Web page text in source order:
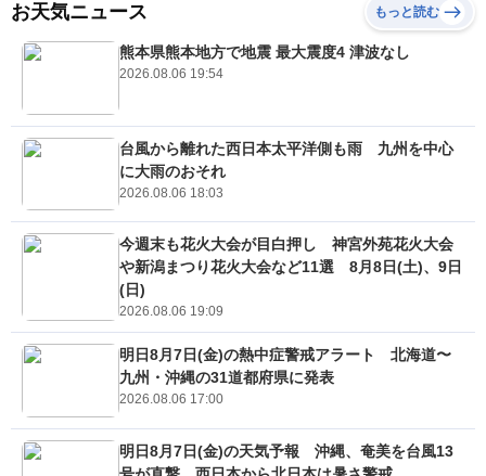
お天気ニュース もっと読む
熊本県熊本地方で地震 最大震度4 津波なし
2026.08.06 19:54
台風から離れた西日本太平洋側も雨 九州を中心
に大雨のおそれ
2026.08.06 18:03
今週末も花火大会が目白押し 神宮外苑花火大会
や新潟まつり花火大会など11選 8月8日(土)、9日
(日)
2026.08.06 19:09
明日8月7日(金)の熱中症警戒アラート 北海道〜
九州・沖縄の31道都府県に発表
2026.08.06 17:00
明日8月7日(金)の天気予報 沖縄、奄美を台風13